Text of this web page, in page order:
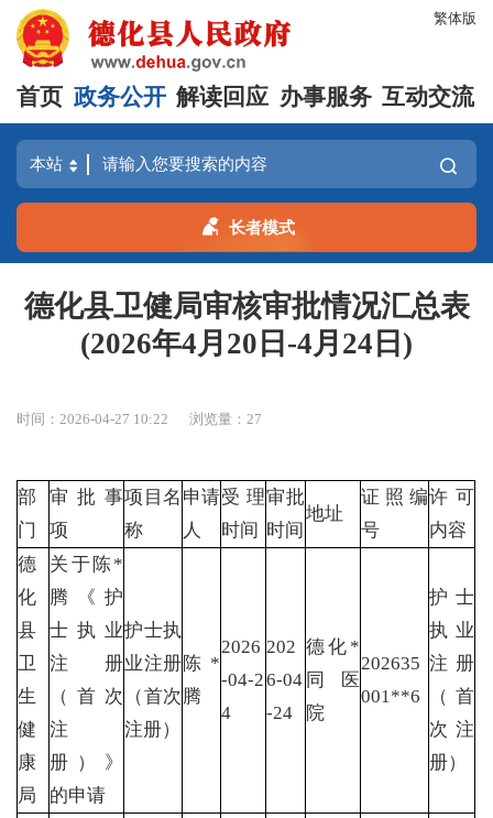
繁体版
首页 政务公开 解读回应 办事服务 互动交流
长者模式
德化县卫健局审核审批情况汇总表
(2026年4月20日-4月24日)
时间：2026-04-27 10:22 浏览量：27
部
门
审批事
项
项目名
称
申请
人
受理
时间
审批
时间
地址
证照编
号
许可
内容
德
化
县
卫
生
健
康
局
关于陈*
腾《护
士执业
注册
（首次
注
册）》
的申请
护士执
业注册
（首次
注册）
陈*
腾
2026
-04-2
4
202
6-04
-24
德化*
同医
院
202635
001**6
护士
执业
注册
（首
次注
册）